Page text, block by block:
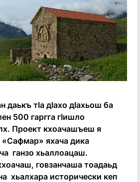
даькъ тӏа дӏахо дӏахьош ба
500 гаргга гӏишло
Проект кхоачашъеш я
«Сафмар» яхача дика
ганзо хьаллоацаш.
говзанчаша тоадаьд
хьалхара исторически кеп